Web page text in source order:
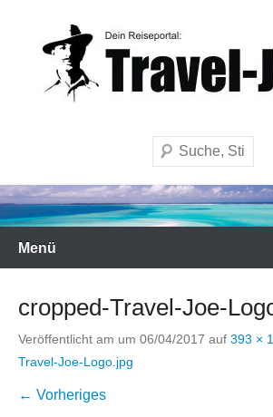
Suchen
Menü
cropped-Travel-Joe-
Veröffentlicht am um 06/04/2017 auf 393 ×
Travel-Joe-Logo.jpg
← Vorheriges